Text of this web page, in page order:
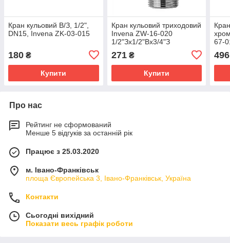
Кран кульовий В/З, 1/2",
DN15, Invena ZK-03-015
180 ₴
Купити
Кран кульовий триходовий
Invena ZW-16-020
1/2"Зx1/2"Вx3/4"З
271₴
Купити
67-
496
Про нас
Рейтинг не сформований
Менше 5 відгуків за останній рік
Працює з 25.03.2020
м. Івано-Франківськ
площа Європейська 3, Івано-Франківськ, Україна
Контакти
Сьогодні вихідний
Показати весь графік роботи